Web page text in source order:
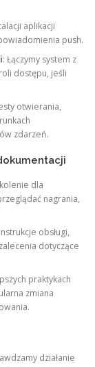
aplikacji
push.
: Łączymy system z
dostępu, jeśli
otwierania,
zdarzeń.
dla
nagrania,
obsługi,
dotyczące
praktykach
zmiana
działanie